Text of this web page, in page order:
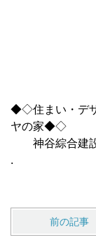
◆◇住まい・デ
ヤの家◆◇
神谷綜合建設
.
前の記事